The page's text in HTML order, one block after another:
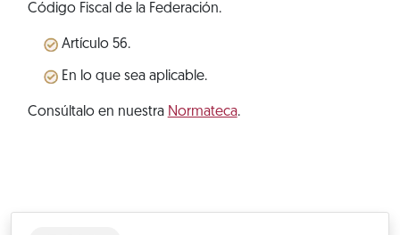
Código Fiscal de la Federación.
Artículo 56.
En lo que sea aplicable.
Consúltalo en nuestra Normateca.